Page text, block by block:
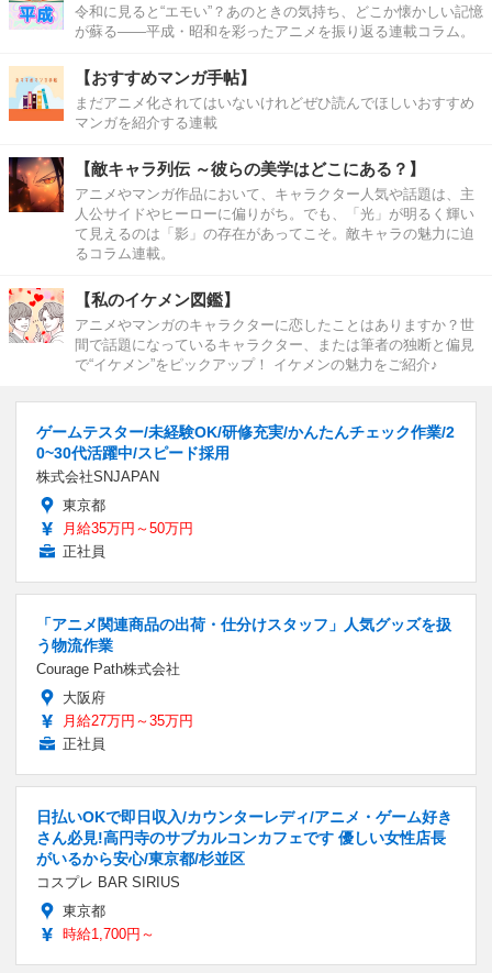
令和に見ると“エモい”？あのときの気持ち、どこか懐かしい記憶
が蘇る――平成・昭和を彩ったアニメを振り返る連載コラム。
【おすすめマンガ手帖】
まだアニメ化されてはいないけれどぜひ読んでほしいおすすめ
マンガを紹介する連載
【敵キャラ列伝 ～彼らの美学はどこにある？】
アニメやマンガ作品において、キャラクター人気や話題は、主
人公サイドやヒーローに偏りがち。でも、「光」が明るく輝い
て見えるのは「影」の存在があってこそ。敵キャラの魅力に迫
るコラム連載。
【私のイケメン図鑑】
アニメやマンガのキャラクターに恋したことはありますか？世
間で話題になっているキャラクター、または筆者の独断と偏見
で“イケメン”をピックアップ！ イケメンの魅力をご紹介♪
ゲームテスター/未経験OK/研修充実/かんたんチェック作業/2
0~30代活躍中/スピード採用
株式会社SNJAPAN
東京都
月給35万円～50万円
正社員
「アニメ関連商品の出荷・仕分けスタッフ」人気グッズを扱
う物流作業
Courage Path株式会社
大阪府
月給27万円～35万円
正社員
日払いOKで即日収入/カウンターレディ/アニメ・ゲーム好き
さん必見!高円寺のサブカルコンカフェです 優しい女性店長
がいるから安心/東京都/杉並区
コスプレ BAR SIRIUS
東京都
時給1,700円～